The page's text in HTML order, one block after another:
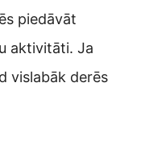
piedāvāt
aktivitāti. Ja
vislabāk derēs